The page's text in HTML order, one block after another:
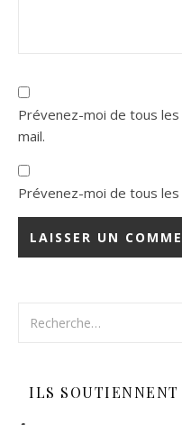
Prévenez-moi de tous
mail.
Prévenez-moi de tous
ILS SOUTIENNENT